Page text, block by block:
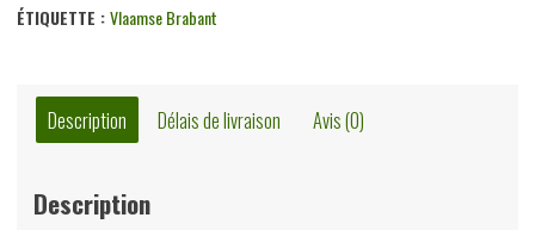
in
de
Cultuur-
vereniging,
ÉTIQUETTE :Vlaamse Brabant
Description Délais de livraison Avis (0)
Description